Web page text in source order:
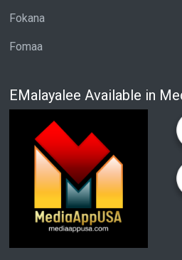
Fokana
Fomaa
EMalayalee Available in